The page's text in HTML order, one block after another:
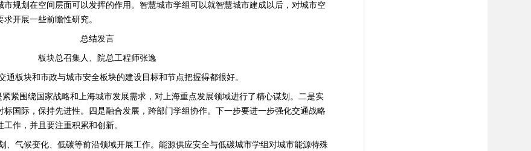
规划在空间层面可以发挥的作用。智慧城市学组可以就智慧城市建成以后，对城市空
开展一些前瞻性研究。
总结发言
板块总召集人、院总工程师张逸
通板块和市政与城市安全板块的建设目标和节点把握得都很好。
紧围绕国家战略和上海城市发展需求，对上海重点发展领域进行了精心谋划。二是实
国际，保持先进性。四是融合发展，跨部门学组协作。下一步要进一步强化交通战略
作，并且要注重积累和创新。
、气候变化、低碳等前沿领域开展工作。能源供应安全与低碳城市学组对城市能源特殊